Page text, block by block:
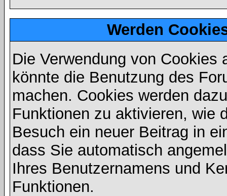
Werden
Die Verwendung von
könnte die Benutzung des
machen. Cookies werden
Funktionen zu aktivieren, wie
Besuch ein neuer Beitrag in
dass Sie automatisch
Ihres Benutzernamens und
Funktionen.